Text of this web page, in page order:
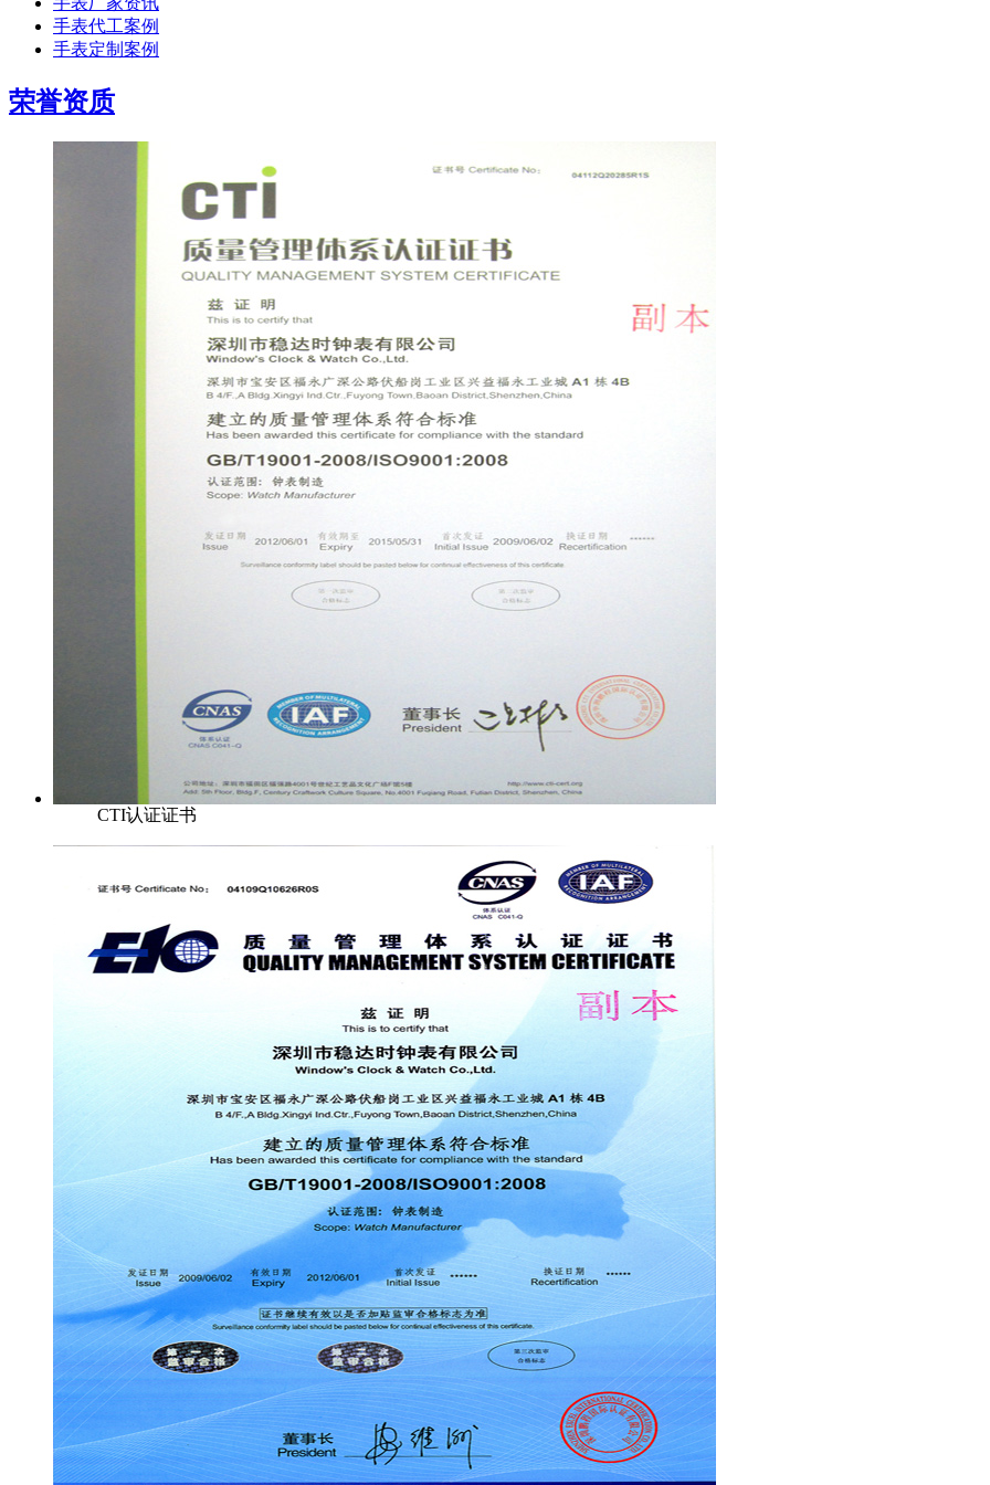
手表代工案例
手表定制案例
荣誉资质
CTI认证证书